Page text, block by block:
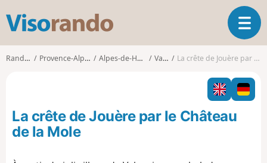
s
o
o
O
u
i
r
l
Randonnées Provence-Alpes-Côte d'Azur Alpes-de-Haute-Provence Valavoire La crête de Jouère par le Château de la Mole
La crête de Jouère par le Château
de la Mole